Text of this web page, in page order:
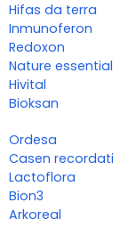
Hifas da terra
Inmunoferon
Redoxon
Nature essential
Hivital
Bioksan
Ordesa
Casen recordati
Lactoflora
Bion3
Arkoreal